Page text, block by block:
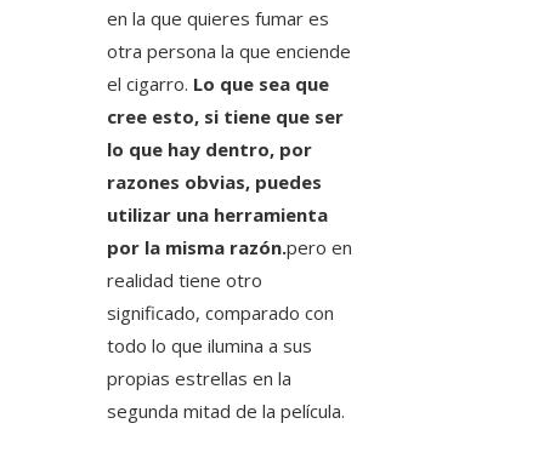
en la que quieres fumar es
otra persona la que enciende
el cigarro. Lo que sea que
cree esto, si tiene que ser
lo que hay dentro, por
razones obvias, puedes
utilizar una herramienta
por la misma razón.pero en
realidad tiene otro
significado, comparado con
todo lo que ilumina a sus
propias estrellas en la
segunda mitad de la película.